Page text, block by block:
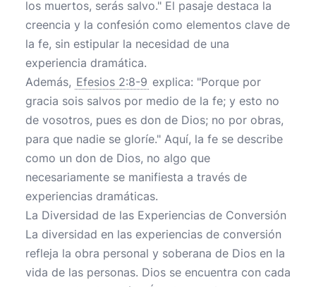
los muertos, serás salvo." El pasaje destaca la
creencia y la confesión como elementos clave de
la fe, sin estipular la necesidad de una
experiencia dramática.
Además, Efesios 2:8-9 explica: "Porque por
gracia sois salvos por medio de la fe; y esto no
de vosotros, pues es don de Dios; no por obras,
para que nadie se gloríe." Aquí, la fe se describe
como un don de Dios, no algo que
necesariamente se manifiesta a través de
experiencias dramáticas.
La Diversidad de las Experiencias de Conversión
La diversidad en las experiencias de conversión
refleja la obra personal y soberana de Dios en la
vida de las personas. Dios se encuentra con cada